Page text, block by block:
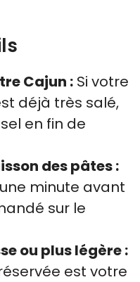
Cajun : Si votre
déjà très salé,
en fin de
des pâtes :
minute avant
sur le
ou plus légère :
est votre